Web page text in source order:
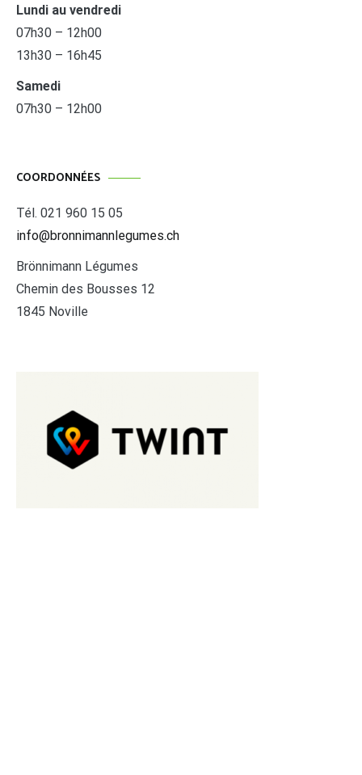
Lundi au vendredi
07h30 – 12h00
13h30 – 16h45
Samedi
07h30 – 12h00
COORDONNÉES
Tél. 021 960 15 05
info@bronnimannlegumes.ch
Brönnimann Légumes
Chemin des Bousses 12
1845 Noville